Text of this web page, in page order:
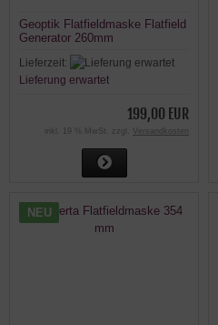
Geoptik Flatfieldmaske Flatfield
Generator 260mm
Lieferzeit:
Lieferung erwartet
199,00 EUR
inkl. 19 % MwSt. zzgl. Versandkosten
NEU